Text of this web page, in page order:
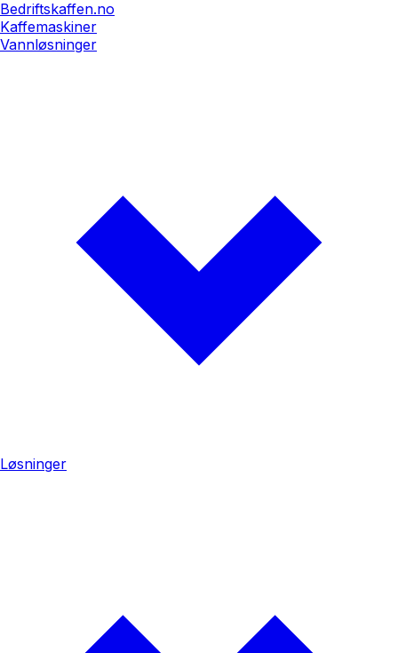
Bedriftskaffen.no
Kaffemaskiner
Vannløsninger
Løsninger